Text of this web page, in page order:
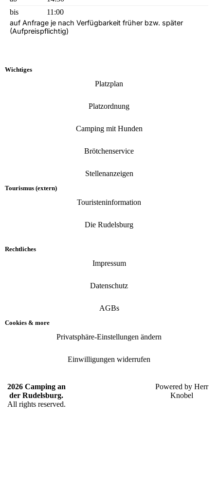
Rechtliches
Impressum
Datenschutz
AGBs
Cookies & more
Privatsphäre-Einstellungen ändern
Einwilligungen widerrufen
Wichtiges
Platzplan
Platzordnung
Camping mit Hunden
Brötchenservice
Stellenanzeigen
Tourismus (extern)
Touristeninformation
Die Rudelsburg
bis
11:00
auf Anfrage je nach Verfügbarkeit früher bzw. später
(Aufpreispflichtig)
2026 Camping an
der Rudelsburg.
All rights reserved.
Powered by Herr
Knobel